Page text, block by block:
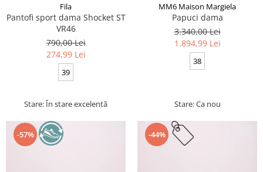
Fila
Pantofi sport dama Shocket ST
VR46
790,00 Lei
274,99 Lei
39
Stare: În stare excelentă
MM6 Maison Margiela
Papuci dama
3.340,00 Lei
1.894,99 Lei
38
Stare: Ca nou
-57% -44%